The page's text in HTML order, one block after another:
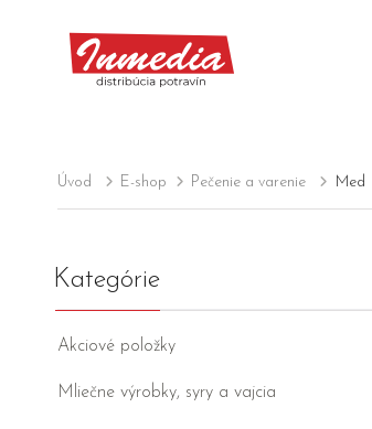
Úvod E-shop Pečenie a varenie Med
Kategórie
Akciové položky
Mliečne výrobky, syry a vajcia